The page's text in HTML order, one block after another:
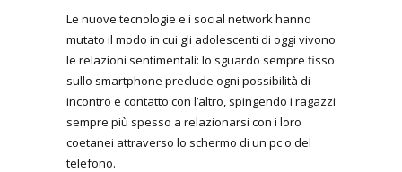
Le nuove tecnologie e i social network hanno
mutato il modo in cui gli adolescenti di oggi vivono
le relazioni sentimentali: lo sguardo sempre fisso
sullo smartphone preclude ogni possibilità di
incontro e contatto con l’altro, spingendo i ragazzi
sempre più spesso a relazionarsi con i loro
coetanei attraverso lo schermo di un pc o del
telefono.